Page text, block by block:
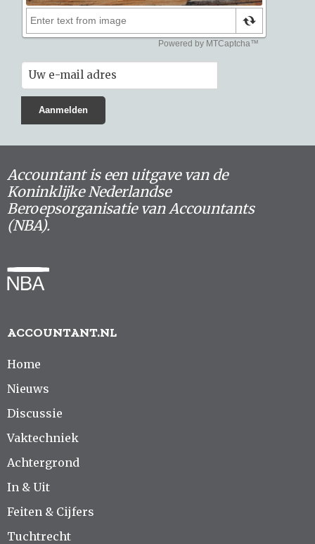
Accountant is een uitgave van de
Koninklijke Nederlandse
Beroepsorganisatie van Accountants
(NBA).
ACCOUNTANT.NL
Home
Nieuws
Discussie
Vaktechniek
Achtergrond
In & Uit
Feiten & Cijfers
Tuchtrecht